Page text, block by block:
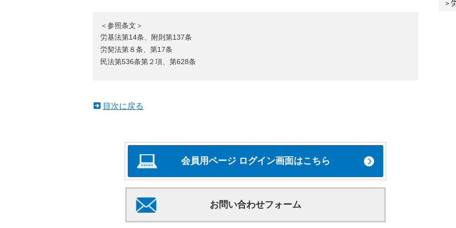
＜参照条文＞
労基法第14条、附則第137条
労契法第８条、第17条
民法第536条第２項、第628条
目次に戻る
会員用ページ ログイン画面はこちら
お問い合わせフォーム